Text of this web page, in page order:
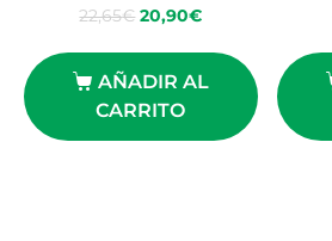
22,65€ 20,90€
AÑADIR AL
CARRITO